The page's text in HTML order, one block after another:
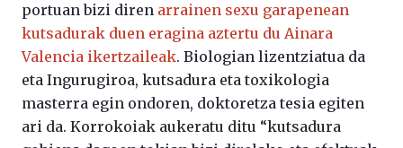
portuan bizi diren arrainen sexu garapenean
kutsadurak duen eragina aztertu du Ainara
Valencia ikertzaileak. Biologian lizentziatua da
eta Ingurugiroa, kutsadura eta toxikologia
masterra egin ondoren, doktoretza tesia egiten
ari da. Korrokoiak aukeratu ditu “kutsadura